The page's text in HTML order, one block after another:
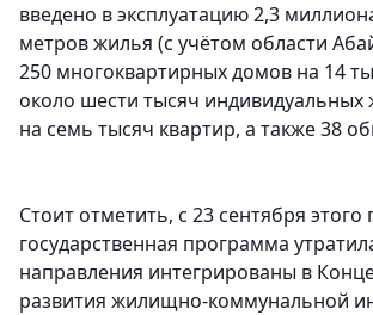
введено в эксплуатацию 2,3
метров жилья (с учётом области
250 многоквартирных домов на 14
около шести тысяч
на семь тысяч квартир, а также 38
Стоит отметить, с 23 сентября этого
государственная программа
направления интегрированы в
развития жилищно-коммунальной